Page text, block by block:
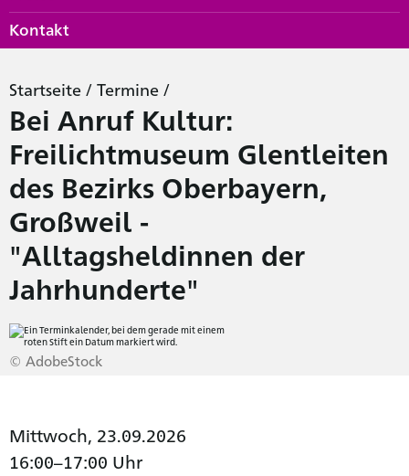
Kontakt
Startseite / Termine /
Bei Anruf Kultur:
Freilichtmuseum Glentleiten
des Bezirks Oberbayern,
Großweil -
"Alltagsheldinnen der
Jahrhunderte"
© AdobeStock
Mittwoch, 23.09.2026
16:00–17:00 Uhr